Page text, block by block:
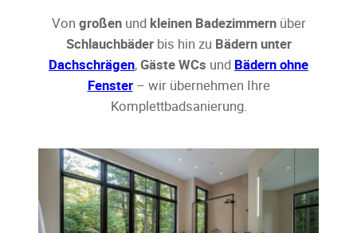
Von großenund kleinen Badezimmernüber
Schlauchbäderbis hin zu Bädern unter
Dachschrägen,Gäste WCs und Bädern ohne
Fenster– wir übernehmen Ihre
Komplettbadsanierung.